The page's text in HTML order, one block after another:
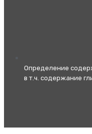
Определение
в т.ч. содержание